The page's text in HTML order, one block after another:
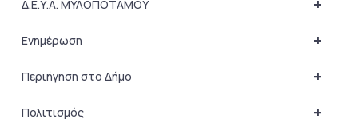
+
Δ.Ε.Υ.Α. ΜΥΛΟΠΟΤΑΜΟΥ
+
Ενημέρωση
+
Περιήγηση στο Δήμο
+
Πολιτισμός